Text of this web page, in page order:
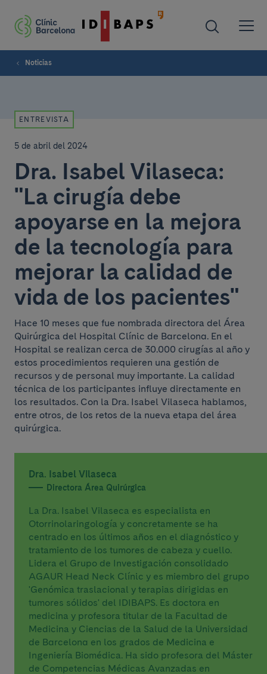
Noticias
ENTREVISTA
5 de abril del 2024
Dra. Isabel Vilaseca:
"La cirugía debe
apoyarse en la mejora
de la tecnología para
mejorar la calidad de
vida de los pacientes"
Hace 10 meses que fue nombrada directora del Área
Quirúrgica del Hospital Clínic de Barcelona. En el
Hospital se realizan cerca de 30.000 cirugías al año y
estos procedimientos requieren una gestión de
recursos y de personal muy importante. La calidad
técnica de los participantes influye directamente en
los resultados. Con la Dra. Isabel Vilaseca hablamos,
entre otros, de los retos de la nueva etapa del área
quirúrgica.
Dra. Isabel Vilaseca
Directora Área Quirúrgica
La Dra. Isabel Vilaseca es especialista en
Otorrinolaringología y concretamente se ha
centrado en los últimos años en el diagnóstico y
tratamiento de los tumores de cabeza y cuello.
Lidera el Grupo de Investigación consolidado
AGAUR Head Neck Clínic y es miembro del grupo
'Genómica traslacional y terapias dirigidas en
tumores sólidos' del IDIBAPS. Es doctora en
medicina y profesora titular de la Facultad de
Medicina y Ciencias de la Salud de la Universidad
de Barcelona en los grados de Medicina e
Ingeniería Biomédica. Ha sido profesora del Máster
de Competencias Médicas Avanzadas en